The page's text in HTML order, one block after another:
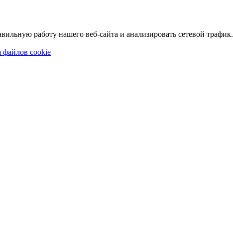
работу нашего веб-сайта и анализировать сетевой трафик.
файлов cookie